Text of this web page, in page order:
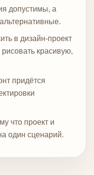
допустимы, а
в дизайн-проект
красивую,
придётся
что проект и
один сценарий.